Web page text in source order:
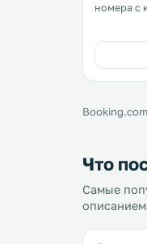
номера с
Что
Самые